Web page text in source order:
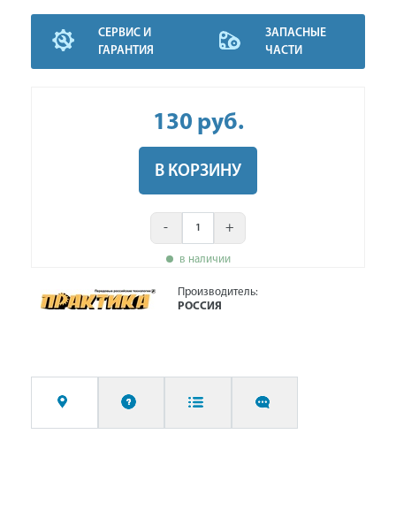
СЕРВИС И
ГАРАНТИЯ
ЗАПАСНЫЕ
ЧАСТИ
130 руб.
В КОРЗИНУ
- +
в наличии
Производитель:
РОССИЯ